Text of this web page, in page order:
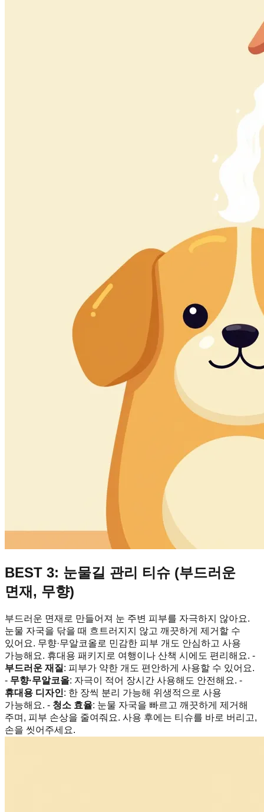
BEST 3: 눈물길 관리 티슈 (부드러운
면재, 무향)
부드러운 면재로 만들어져 눈 주변 피부를 자극하지 않아요.
눈물 자국을 닦을 때 흐트러지지 않고 깨끗하게 제거할 수
있어요. 무향·무알코올로 민감한 피부 개도 안심하고 사용
가능해요. 휴대용 패키지로 여행이나 산책 시에도 편리해요. -
부드러운 재질 : 피부가 약한 개도 편안하게 사용할 수 있어요.
- 무향·무알코올: 자극이 적어 장시간 사용해도 안전해요. -
휴대용 디자인: 한 장씩 분리 가능해 위생적으로 사용
가능해요. - 청소 효율: 눈물 자국을 빠르고 깨끗하게 제거해
주며, 피부 손상을 줄여줘요. 사용 후에는 티슈를 바로 버리고,
손을 씻어주세요.